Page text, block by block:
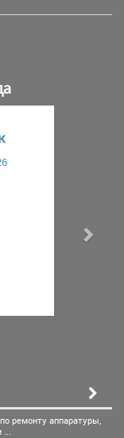
ремонту аппаратуры,
...